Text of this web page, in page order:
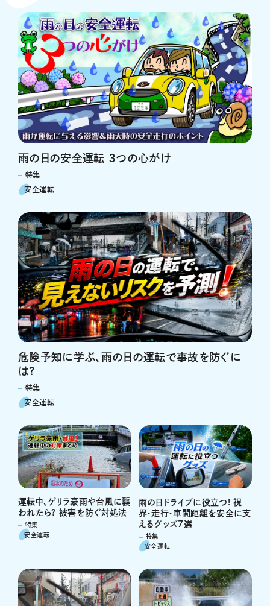
雨の日の安全運転 ３つの心がけ
特集
安全運転
危険予知に学ぶ、雨の日の運転で事故を防ぐに
は?
特集
安全運転
運転中、ゲリラ豪雨や台風に襲
われたら? 被害を防ぐ対処法
特集
安全運転
雨の日ドライブに役立つ! 視
界・走行・車間距離を安全に支
えるグッズ7選
特集
安全運転